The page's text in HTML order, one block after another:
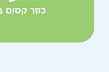
כפר קסום